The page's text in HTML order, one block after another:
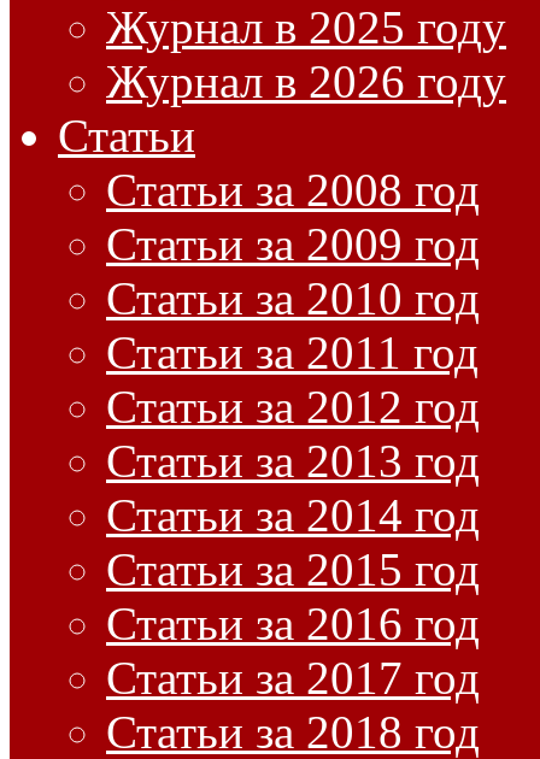
Журнал в 2025 году
Журнал в 2026 году
Статьи
Статьи за 2008 год
Статьи за 2009 год
Статьи за 2010 год
Статьи за 2011 год
Статьи за 2012 год
Статьи за 2013 год
Статьи за 2014 год
Статьи за 2015 год
Статьи за 2016 год
Статьи за 2017 год
Статьи за 2018 год